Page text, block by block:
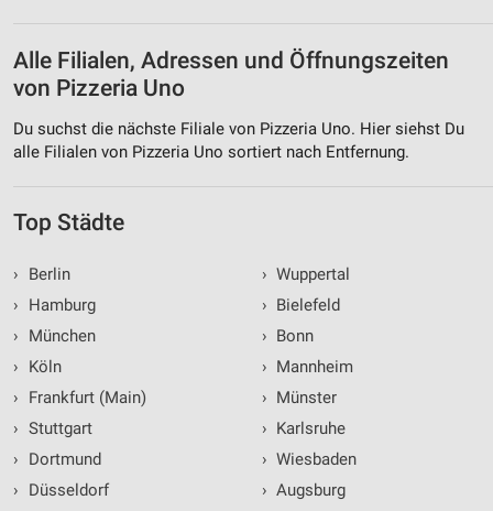
Alle Filialen, Adressen und Öffnungszeiten
von Pizzeria Uno
Du suchst die nächste Filiale von Pizzeria Uno. Hier siehst Du
alle Filialen von Pizzeria Uno sortiert nach Entfernung.
Top Städte
›
Berlin
›
Hamburg
›
München
›
Köln
›
Frankfurt (Main)
› Stuttgart
›
Dortmund
›
Düsseldorf
› Wuppertal
› Bielefeld
› Bonn
› Mannheim
› Münster
› Karlsruhe
› Wiesbaden
› Augsburg